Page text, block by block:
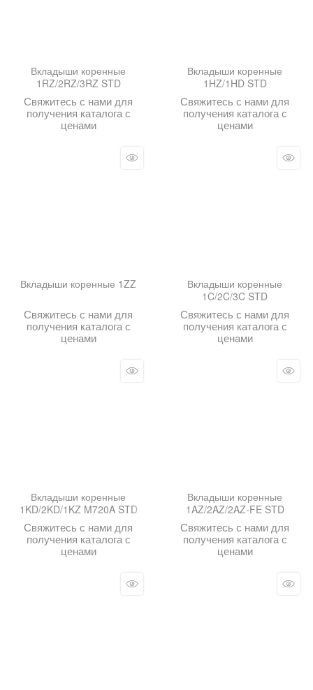
Вкладыши коренные
1RZ/2RZ/3RZ STD
Свяжитесь с нами для
получения каталога с
ценами
Вкладыши коренные
1HZ/1HD STD
Свяжитесь с нами для
получения каталога с
ценами
Вкладыши коренные 1ZZ
Свяжитесь с нами для
получения каталога с
ценами
Вкладыши коренные
1C/2C/3C STD
Свяжитесь с нами для
получения каталога с
ценами
Вкладыши коренные
1KD/2KD/1KZ M720A STD
Свяжитесь с нами для
получения каталога с
ценами
Вкладыши коренные
1AZ/2AZ/2AZ-FE STD
Свяжитесь с нами для
получения каталога с
ценами